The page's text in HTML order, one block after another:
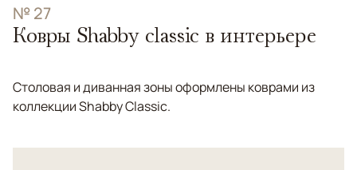
№ 27
Ковры Shabby classic в интерьере
Столовая и диванная зоны оформлены коврами из
коллекции Shabby Classic.